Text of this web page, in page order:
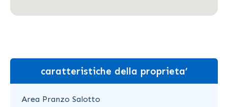
caratteristiche della proprieta’
Area Pranzo Salotto